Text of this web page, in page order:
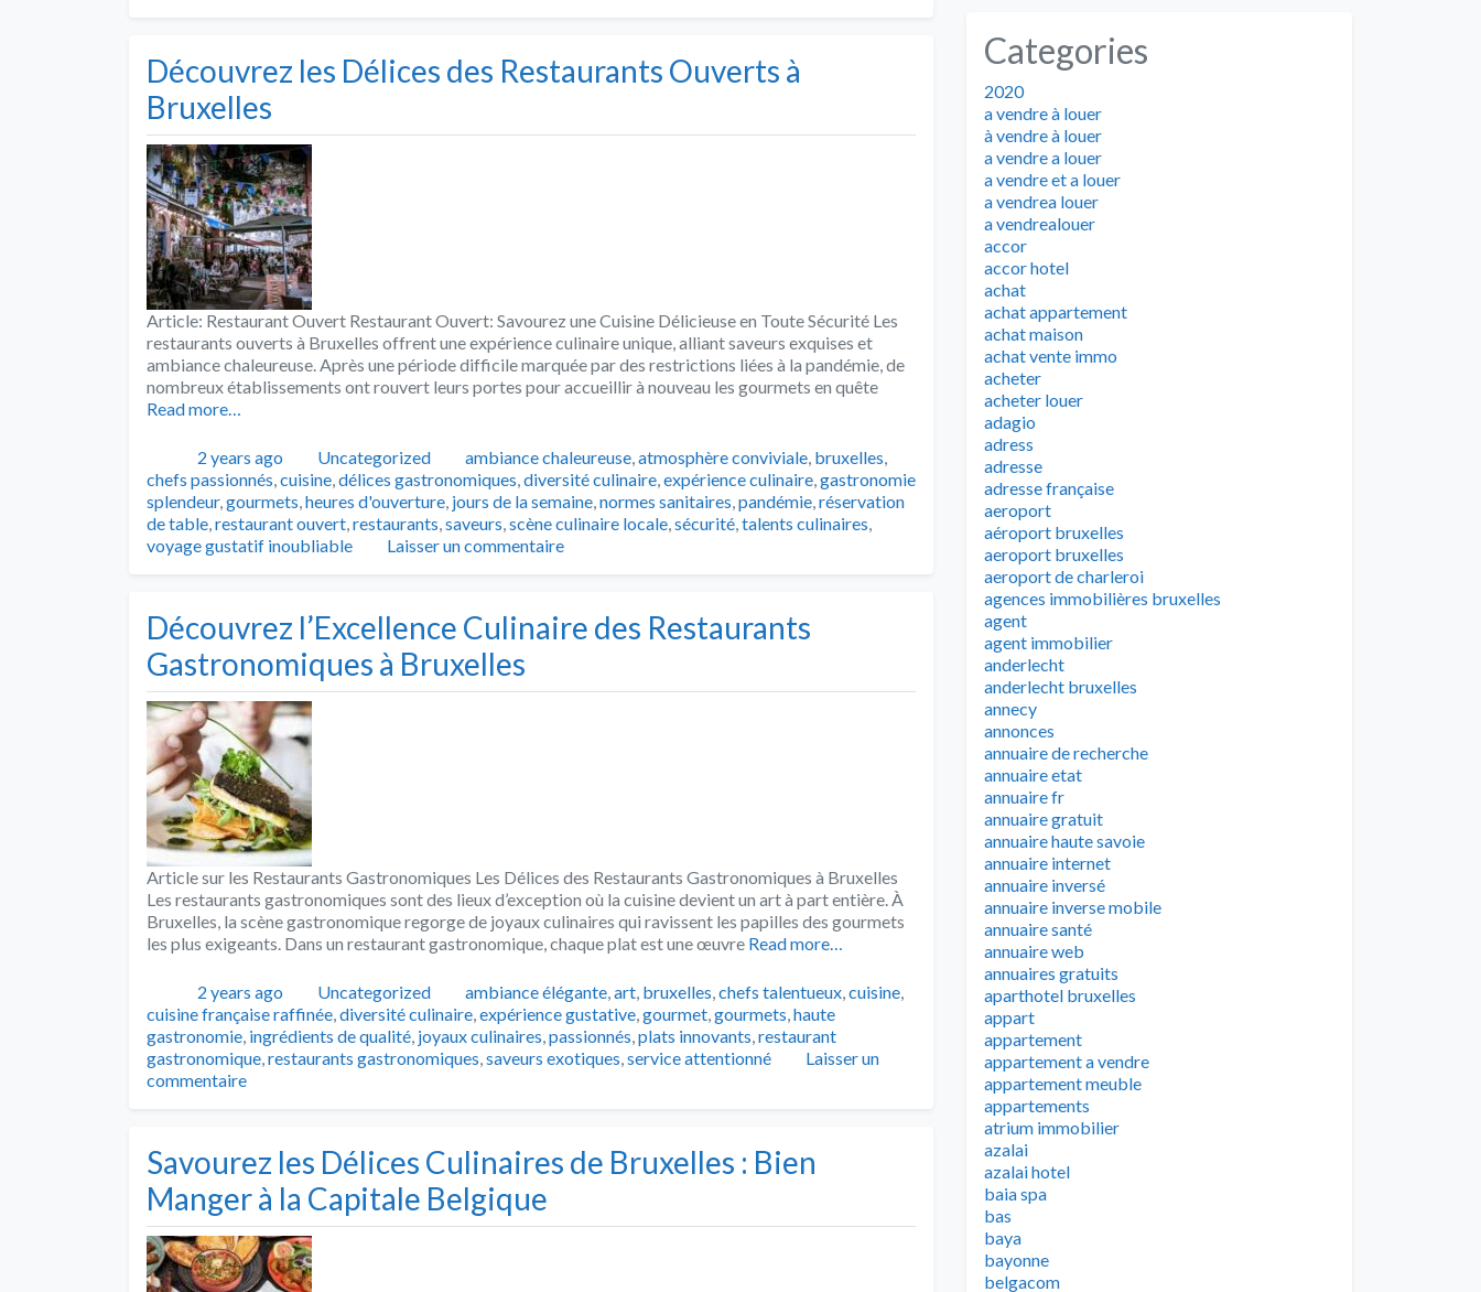
Découvrez les Délices des Restaurants Ouverts à
Bruxelles
Article: Restaurant Ouvert Restaurant Ouvert: Savourez une Cuisine Délicieuse en Toute Sécurité Les
restaurants ouverts à Bruxelles offrent une expérience culinaire unique, alliant saveurs exquises et
ambiance chaleureuse. Après une période difficile marquée par des restrictions liées à la pandémie, de
nombreux établissements ont rouvert leurs portes pour accueillir à nouveau les gourmets en quête
Read more…
Publié2 years ago Catégories
Uncategorized Tags
ambiance chaleureuse,atmosphère conviviale, bruxelles,
chefs passionnés,cuisine,délices gastronomiques,diversité culinaire,expérience culinaire,gastronomie
splendeur,gourmets,heures d'ouverture, jours de la semaine,normes sanitaires,pandémie,réservation
de table,restaurant ouvert,restaurants,saveurs,scène culinaire locale,sécurité,talents culinaires,
voyage gustatif inoubliable
Laisser un commentaire
Découvrez l’Excellence Culinaire des Restaurants
Gastronomiques à Bruxelles
Article sur les Restaurants Gastronomiques Les Délices des Restaurants Gastronomiques à Bruxelles
Les restaurants gastronomiques sont des lieux d’exception où la cuisine devient un art à part entière. À
Bruxelles, la scène gastronomique regorge de joyaux culinaires qui ravissent les papilles des gourmets
les plus exigeants. Dans un restaurant gastronomique, chaque plat est une œuvre Read more…
Publié2 years ago Catégories
Uncategorized Tags
ambiance élégante,art, bruxelles,chefs talentueux,cuisine,
cuisine française raffinée,diversité culinaire,expérience gustative,gourmet,gourmets,haute
gastronomie, ingrédients de qualité, joyaux culinaires,passionnés,plats innovants,restaurant
gastronomique,restaurants gastronomiques,saveurs exotiques,service attentionné
Laisser un
commentaire
Savourez les Délices Culinaires de Bruxelles : Bien
Manger à la Capitale Belgique
Categories
2020
a vendre à louer
à vendre à louer
a vendre a louer
a vendre et a louer
a vendrea louer
a vendrealouer
accor
accor hotel
achat
achat appartement
achat maison
achat vente immo
acheter
acheter louer
adagio
adress
adresse
adresse française
aeroport
aéroport bruxelles
aeroport bruxelles
aeroport de charleroi
agences immobilières bruxelles
agent
agent immobilier
anderlecht
anderlecht bruxelles
annecy
annonces
annuaire de recherche
annuaire etat
annuaire fr
annuaire gratuit
annuaire haute savoie
annuaire internet
annuaire inversé
annuaire inverse mobile
annuaire santé
annuaire web
annuaires gratuits
aparthotel bruxelles
appart
appartement
appartement a vendre
appartement meuble
appartements
atrium immobilier
azalai
azalai hotel
baia spa
bas
baya
bayonne
belgacom